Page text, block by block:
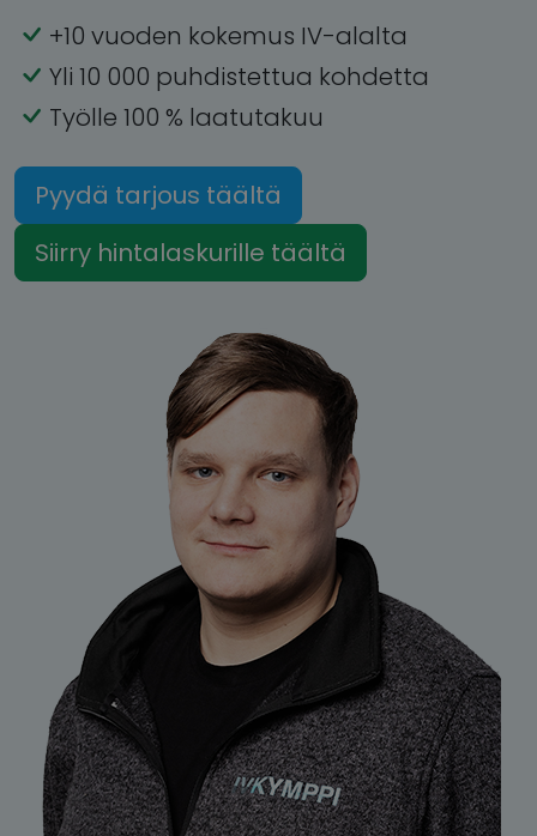
+10 vuoden kokemus IV-alalta
Yli 10 000 puhdistettua kohdetta
Työlle 100 % laatutakuu
Pyydä tarjous täältä
Siirry hintalaskurille täältä